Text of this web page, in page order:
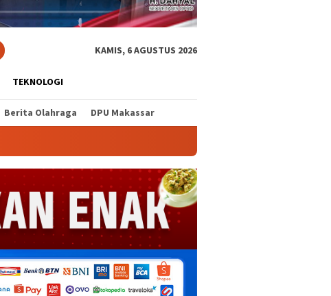
KAMIS, 6 AGUSTUS 2026
TEKNOLOGI
Berita Olahraga DPU Makassar